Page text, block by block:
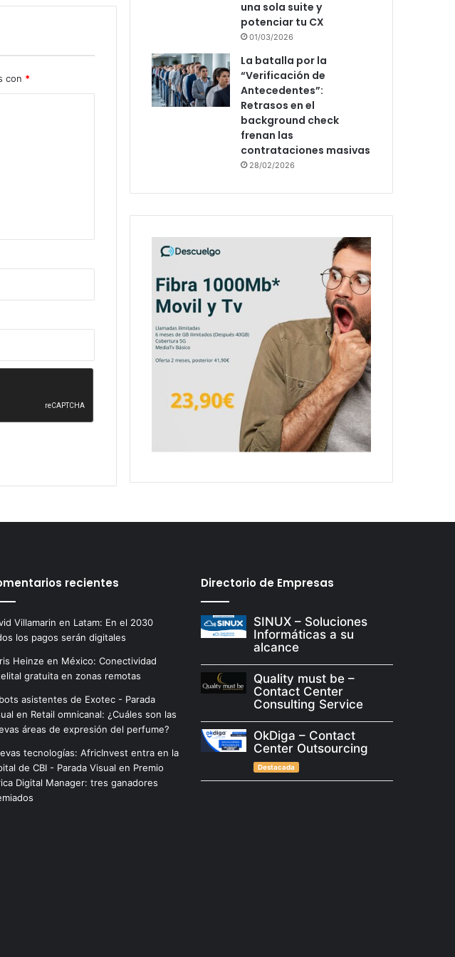
con *
una sola suite y
potenciar tu CX
01/03/2026
La batalla por la
“Verificación de
Antecedentes”:
Retrasos en el
background check
frenan las
contrataciones masivas
28/02/2026
recientes
Villamarin en Latam: En el 2030
los pagos serán digitales
Heinze en México: Conectividad
gratuita en zonas remotas
asistentes de Exotec - Parada
en Retail omnicanal: ¿Cuáles son las
áreas de expresión del perfume?
tecnologías: AfricInvest entra en la
de CBI - Parada Visual en Premio
Digital Manager: tres ganadores
Directorio de Empresas
SINUX – Soluciones
Informáticas a su
alcance
Quality must be –
Contact Center
Consulting Service
OkDiga – Contact
Center Outsourcing
Destacada